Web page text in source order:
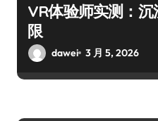
VR体验师实测：
限
dawei 3 月 5, 2026